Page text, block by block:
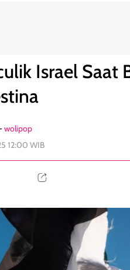
Israel Saat
wolipop
12:00 WIB